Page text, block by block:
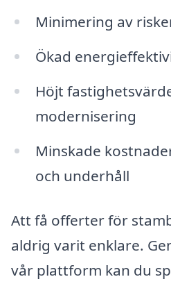
Minimering av
Ökad
Höjt
modernisering
Minskade
och underhåll
Att få offerter för
aldrig varit enklare.
vår plattform kan du